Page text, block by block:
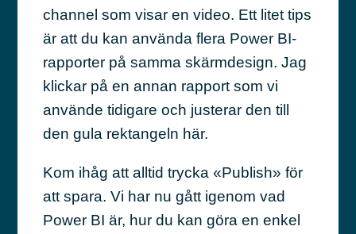
channel som visar en video. Ett litet tips
är att du kan använda flera Power BI-
rapporter på samma skärmdesign. Jag
klickar på en annan rapport som vi
använde tidigare och justerar den till
den gula rektangeln här.
Kom ihåg att alltid trycka «Publish» för
att spara. Vi har nu gått igenom vad
Power BI är, hur du kan göra en enkel